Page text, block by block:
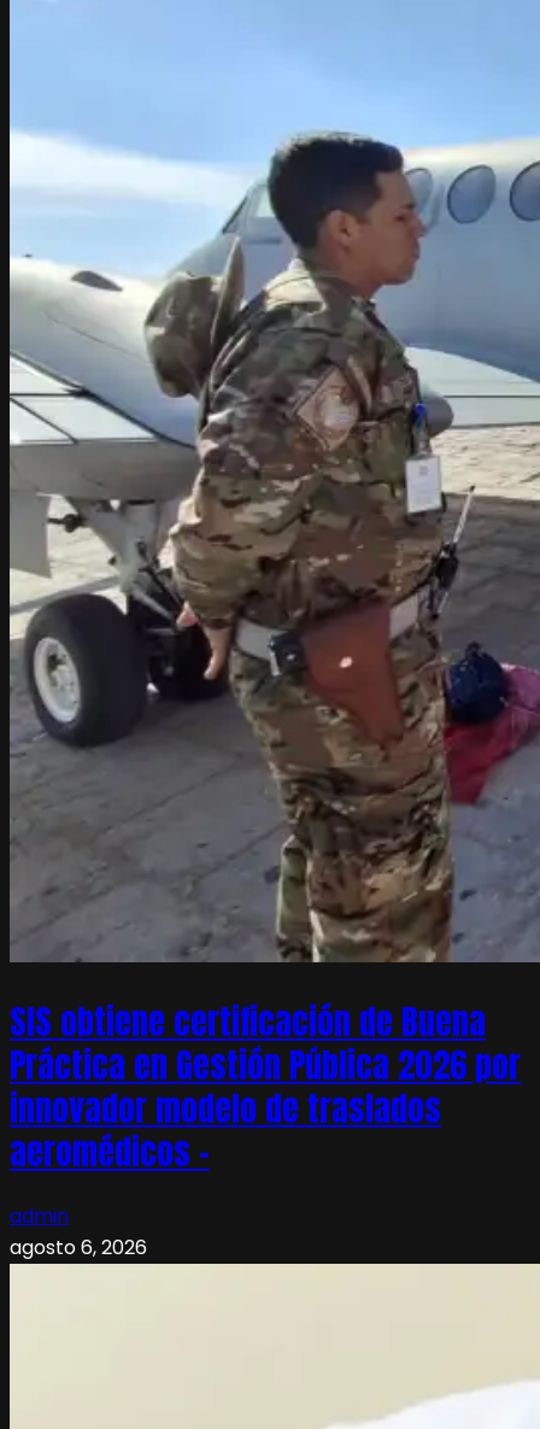
SIS obtiene certificación de Buena
Práctica en Gestión Pública 2026 por
innovador modelo de traslados
aeromédicos –
admin
agosto 6, 2026